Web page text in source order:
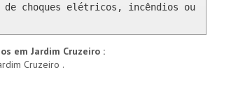
choques elétricos, incêndios ou
em Jardim Cruzeiro :
Cruzeiro .